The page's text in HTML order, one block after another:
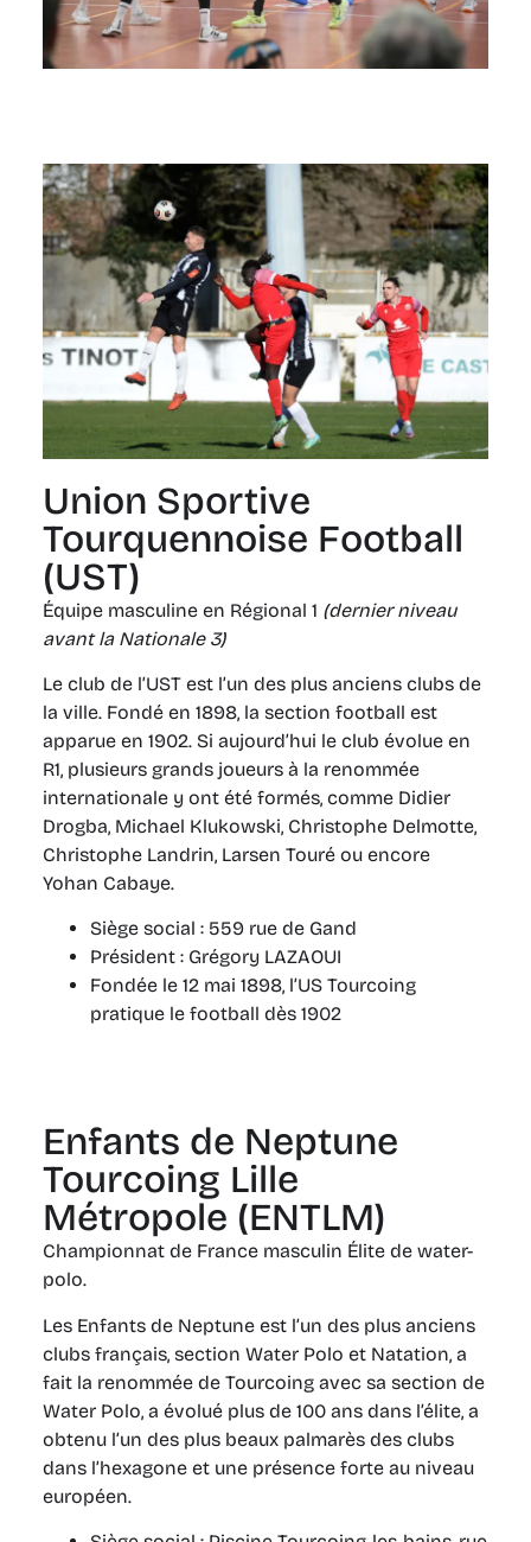
Union Sportive
Tourquennoise Football
(UST)
Équipe masculine en Régional 1 (dernier niveau
avant la Nationale 3)
Le club de l’UST est l’un des plus anciens clubs de
la ville. Fondé en 1898, la section football est
apparue en 1902. Si aujourd’hui le club évolue en
R1, plusieurs grands joueurs à la renommée
internationale y ont été formés, comme Didier
Drogba, Michael Klukowski, Christophe Delmotte,
Christophe Landrin, Larsen Touré ou encore
Yohan Cabaye.
Siège social : 559 rue de Gand
Président : Grégory LAZAOUI
Fondée le 12 mai 1898, l’US Tourcoing
pratique le football dès 1902
Enfants de Neptune
Tourcoing Lille
Métropole (ENTLM)
Championnat de France masculin Élite de water-
polo.
Les Enfants de Neptune est l’un des plus anciens
clubs français, section Water Polo et Natation, a
fait la renommée de Tourcoing avec sa section de
Water Polo, a évolué plus de 100 ans dans l’élite, a
obtenu l’un des plus beaux palmarès des clubs
dans l’hexagone et une présence forte au niveau
européen.